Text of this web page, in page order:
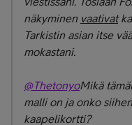
näkyminen vaativat
Tarkistin asian itse
mokastani.
@ThetonyoMikä
malli on ja onko
kaapelikortti?